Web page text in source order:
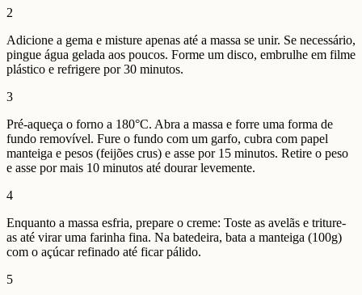
2
Adicione a gema e misture apenas até a massa se unir. Se necessário,
pingue água gelada aos poucos. Forme um disco, embrulhe em filme
plástico e refrigere por 30 minutos.
3
Pré-aqueça o forno a 180°C. Abra a massa e forre uma forma de
fundo removível. Fure o fundo com um garfo, cubra com papel
manteiga e pesos (feijões crus) e asse por 15 minutos. Retire o peso
e asse por mais 10 minutos até dourar levemente.
4
Enquanto a massa esfria, prepare o creme: Toste as avelãs e triture-
as até virar uma farinha fina. Na batedeira, bata a manteiga (100g)
com o açúcar refinado até ficar pálido.
5